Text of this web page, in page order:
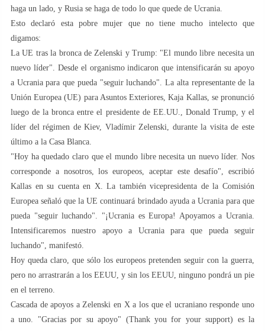
haga un lado, y Rusia se haga de todo lo que quede de Ucrania.
Esto declaró esta pobre mujer que no tiene mucho intelecto que
digamos:
La UE tras la bronca de Zelenski y Trump: "El mundo libre necesita un
nuevo líder". Desde el organismo indicaron que intensificarán su apoyo
a Ucrania para que pueda "seguir luchando". La alta representante de la
Unión Europea (UE) para Asuntos Exteriores, Kaja Kallas, se pronunció
luego de la bronca entre el presidente de EE.UU., Donald Trump, y el
líder del régimen de Kiev, Vladímir Zelenski, durante la visita de este
último a la Casa Blanca.
"Hoy ha quedado claro que el mundo libre necesita un nuevo líder. Nos
corresponde a nosotros, los europeos, aceptar este desafío", escribió
Kallas en su cuenta en X. La también vicepresidenta de la Comisión
Europea señaló que la UE continuará brindado ayuda a Ucrania para que
pueda "seguir luchando". "¡Ucrania es Europa! Apoyamos a Ucrania.
Intensificaremos nuestro apoyo a Ucrania para que pueda seguir
luchando", manifestó.
Hoy queda claro, que sólo los europeos pretenden seguir con la guerra,
pero no arrastrarán a los EEUU, y sin los EEUU, ninguno pondrá un pie
en el terreno.
Cascada de apoyos a Zelenski en X a los que el ucraniano responde uno
a uno. "Gracias por su apoyo" (Thank you for your support) es la